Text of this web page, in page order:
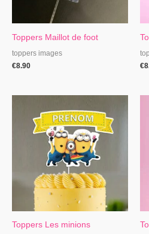
Toppers Maillot de foot
toppers images
€8.90 €
Toppers Les minions